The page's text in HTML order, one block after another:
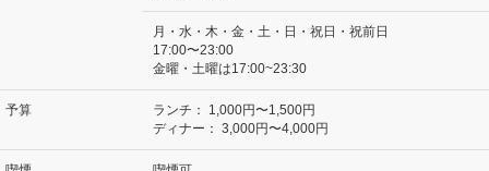
月・水・木・金・土・日・祝日・祝前日
17:00〜23:00
金曜・土曜は17:00~23:30
予算 ランチ：
1,000円〜1,500円
ディナー： 3,000円〜4,000円